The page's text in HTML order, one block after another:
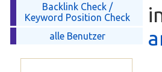
Backlink Check /
Keyword Position Check
alle Benutzer